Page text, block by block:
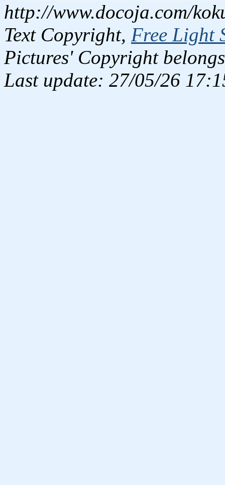
http://www.docoja.com/
Text Copyright, Free Light
Pictures' Copyright
Last update: 27/05/26